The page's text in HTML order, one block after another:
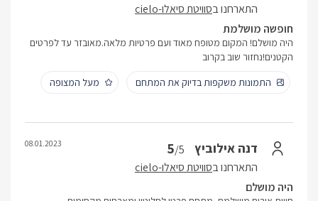
התארחנו בסוויטת סיאלו-cielo
חופשה מושלמת
היה מושלם! המקום מטופח מאוד ועם פרטיות מלאה.מאובזר עד לפרטים
הקטנים!נחזור שוב בקרוב
התמונות משקפות בדיוק את המתחם
מעל המצופה
דנה אילוביץ 5/5
התארחנו בסוויטת סיאלו-cielo
08.01.2023
היה מושלם